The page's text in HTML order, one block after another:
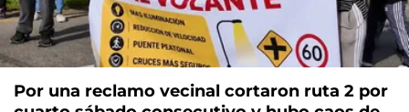
Por una reclamo vecinal cortaron ruta 2 por